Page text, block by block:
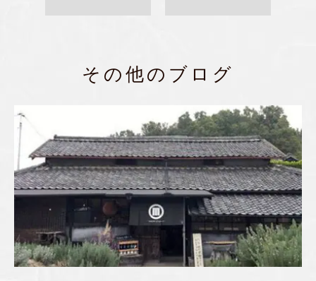
その他のブログ